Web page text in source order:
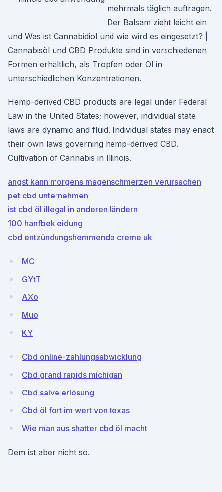
mehrmals täglich auftragen.
Der Balsam zieht leicht ein
und Was ist Cannabidiol und wie wird es eingesetzt? |
Cannabisöl und CBD Produkte sind in verschiedenen
Formen erhältlich, als Tropfen oder Öl in
unterschiedlichen Konzentrationen.
Hemp-derived CBD products are legal under Federal
Law in the United States; however, individual state
laws are dynamic and fluid. Individual states may enact
their own laws governing hemp-derived CBD.
Cultivation of Cannabis in Illinois.
angst kann morgens magenschmerzen verursachen
pet cbd unternehmen
ist cbd öl illegal in anderen ländern
100 hanfbekleidung
cbd entzündungshemmende creme uk
MC
GYtT
AXo
Muo
KY
Cbd online-zahlungsabwicklung
Cbd grand rapids michigan
Cbd salve erlösung
Cbd öl fort im wert von texas
Wie man aus shatter cbd öl macht
Dem ist aber nicht so.